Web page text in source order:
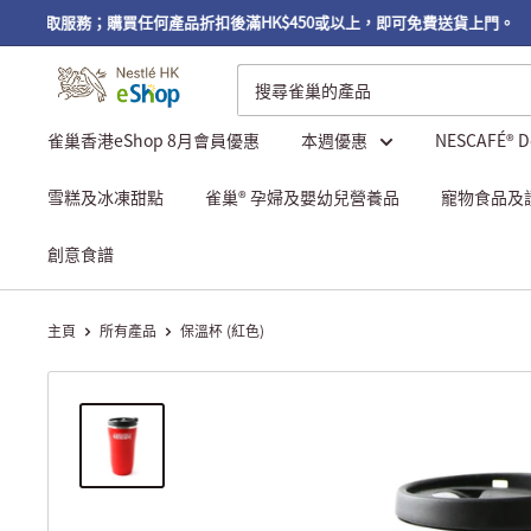
取服務；購買任何產品折扣後滿HK$450或以上，即可免費送貨上門。
雀巢香港eShop 8月會員優惠 本週優惠 NESCAFÉ®
雪糕及冰凍甜點 雀巢® 孕婦及嬰幼兒營養品 寵物食品及
創意食譜
主頁 所有產品 保溫杯 (紅色)